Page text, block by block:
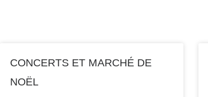
CONCERTS ET MARCHÉ DE
NOËL